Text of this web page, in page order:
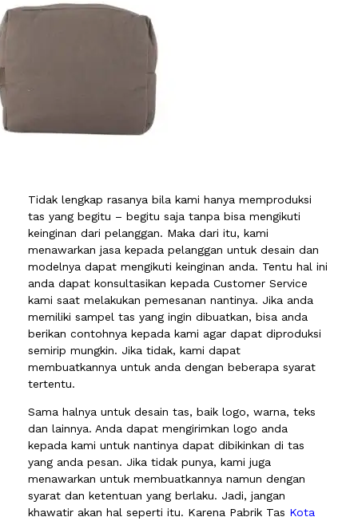
Tidak lengkap rasanya bila kami hanya memproduksi
tas yang begitu – begitu saja tanpa bisa mengikuti
keinginan dari pelanggan. Maka dari itu, kami
menawarkan jasa kepada pelanggan untuk desain dan
modelnya dapat mengikuti keinginan anda. Tentu hal ini
anda dapat konsultasikan kepada Customer Service
kami saat melakukan pemesanan nantinya. Jika anda
memiliki sampel tas yang ingin dibuatkan, bisa anda
berikan contohnya kepada kami agar dapat diproduksi
semirip mungkin. Jika tidak, kami dapat
membuatkannya untuk anda dengan beberapa syarat
tertentu.
Sama halnya untuk desain tas, baik logo, warna, teks
dan lainnya. Anda dapat mengirimkan logo anda
kepada kami untuk nantinya dapat dibikinkan di tas
yang anda pesan. Jika tidak punya, kami juga
menawarkan untuk membuatkannya namun dengan
syarat dan ketentuan yang berlaku. Jadi, jangan
khawatir akan hal seperti itu. Karena Pabrik Tas Kota